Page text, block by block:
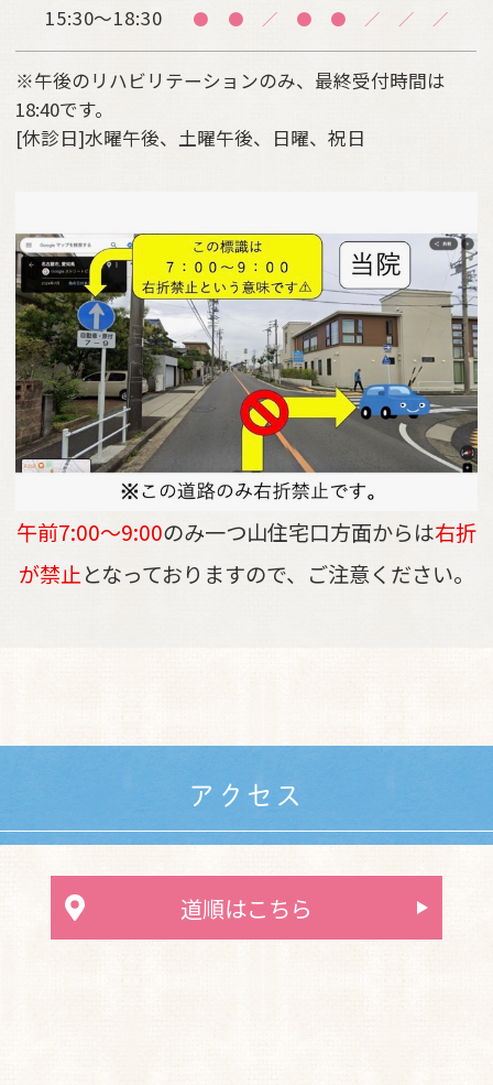
15:30～18:30 ● ● ／ ● ● ／ ／ ／
※午後のリハビリテーションのみ、最終受付時間は
18:40です。
[休診日]水曜午後、土曜午後、日曜、祝日
午前7:00～9:00のみ一つ山住宅口方面からは右折
が禁止となっておりますので、ご注意ください。
アクセス
道順はこちら